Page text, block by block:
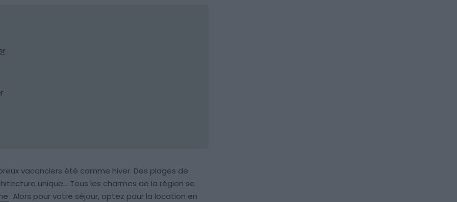
vacanciers été comme hiver. Des plages de
unique… Tous les charmes de la région se
. Alors pour votre séjour, optez pour la location en